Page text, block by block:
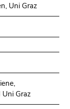
Uni Graz
Graz